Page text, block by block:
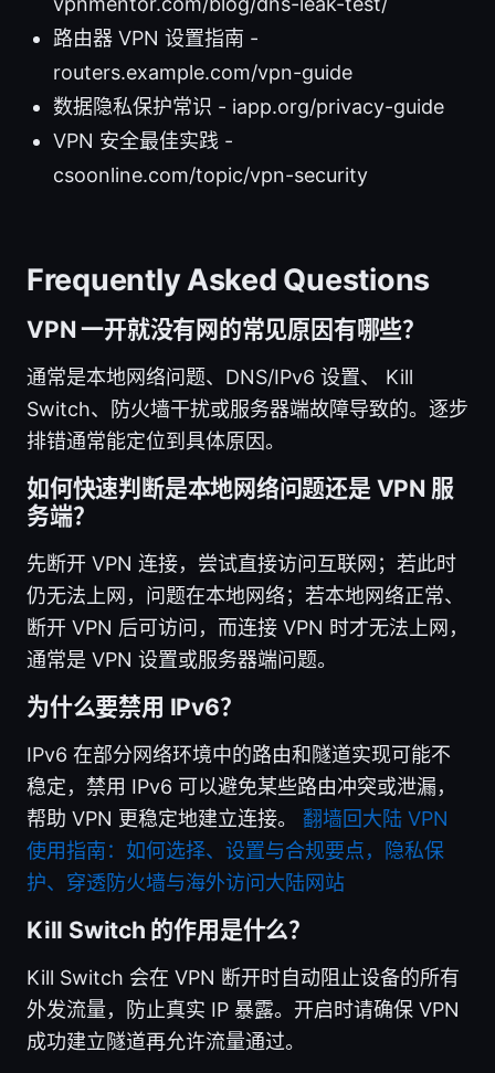
路由器 VPN 设置指南 -
routers.example.com/vpn-guide
数据隐私保护常识 - iapp.org/privacy-guide
VPN 安全最佳实践 -
csoonline.com/topic/vpn-security
Frequently Asked Questions
VPN 一开就没有网的常见原因有哪些？
通常是本地网络问题、DNS/IPv6 设置、 Kill
Switch、防火墙干扰或服务器端故障导致的。逐步
排错通常能定位到具体原因。
如何快速判断是本地网络问题还是 VPN 服
务端？
先断开 VPN 连接，尝试直接访问互联网；若此时
仍无法上网，问题在本地网络；若本地网络正常、
断开 VPN 后可访问，而连接 VPN 时才无法上网，
通常是 VPN 设置或服务器端问题。
为什么要禁用 IPv6？
IPv6 在部分网络环境中的路由和隧道实现可能不
稳定，禁用 IPv6 可以避免某些路由冲突或泄漏，
帮助 VPN 更稳定地建立连接。 翻墙回大陆 VPN
使用指南：如何选择、设置与合规要点，隐私保
护、穿透防火墙与海外访问大陆网站
Kill Switch 的作用是什么？
Kill Switch 会在 VPN 断开时自动阻止设备的所有
外发流量，防止真实 IP 暴露。开启时请确保 VPN
成功建立隧道再允许流量通过。